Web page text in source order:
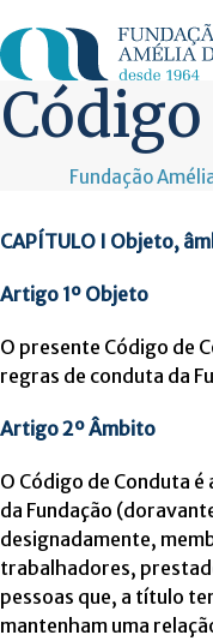
to
content
Fundação
CAPÍTULO I Objeto,
Artigo 1º Objeto
O presente Código de
regras de conduta da
Artigo 2º Âmbito
O Código de Conduta
da Fundação
designadamente,
trabalhadores,
pessoas que, a título
mantenham uma